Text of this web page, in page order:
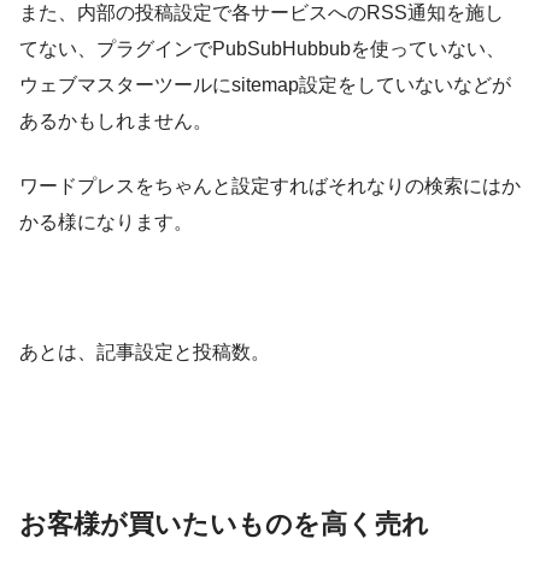
また、内部の投稿設定で各サービスへのRSS通知を施し
てない、プラグインでPubSubHubbubを使っていない、
ウェブマスターツールにsitemap設定をしていないなどが
あるかもしれません。
ワードプレスをちゃんと設定すればそれなりの検索にはか
かる様になります。
あとは、記事設定と投稿数。
お客様が買いたいものを高く売れ